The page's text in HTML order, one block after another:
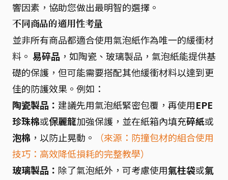
響因素，協助您做出最明智的選擇。
不同商品的適用性考量
並非所有商品都適合使用氣泡紙作為唯一的緩衝材
料。 易碎品 ，如陶瓷、玻璃製品，氣泡紙能提供基
礎的保護，但可能需要搭配其他緩衝材料以達到更
佳的防護效果。例如：
陶瓷製品： 建議先用氣泡紙緊密包覆，再使用EPE
珍珠棉或保麗龍加強保護，並在紙箱內填充碎紙或
泡棉 ，以防止晃動。
（來源：防撞包材的組合使用
技巧：高效降低損耗的完整教學）
玻璃製品： 除了氣泡紙外，可考慮使用氣柱袋或氣